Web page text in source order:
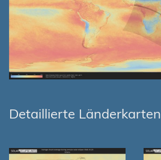
Detaillierte Länderkarten